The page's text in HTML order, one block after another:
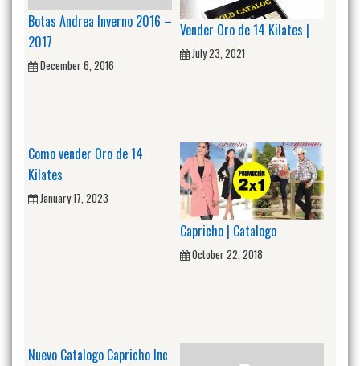
Botas Andrea Inverno 2016 –
2017
December 6, 2016
Vender Oro de 14 Kilates |
July 23, 2021
Como vender Oro de 14
Kilates
January 17, 2023
Capricho | Catalogo
October 22, 2018
Nuevo Catalogo Capricho Inc